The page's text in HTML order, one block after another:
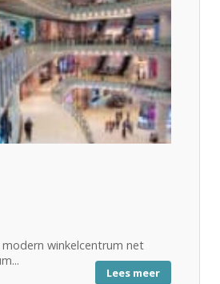
modern winkelcentrum net
Lees meer